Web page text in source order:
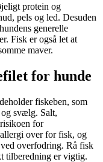
protein og
pels og led. Desuden
generelle
Fisk er også let at
maver.
for hunde
fiskeben, som
svælg. Salt,
for
over for fisk, og
overfodring. Rå fisk
tilberedning er vigtig.